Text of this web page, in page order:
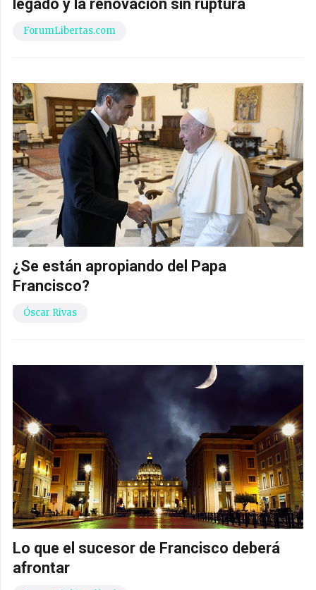
legado y la renovación sin ruptura
ForumLibertas.com
¿Se están apropiando del Papa
Francisco?
Óscar Rivas
Lo que el sucesor de Francisco deberá
afrontar